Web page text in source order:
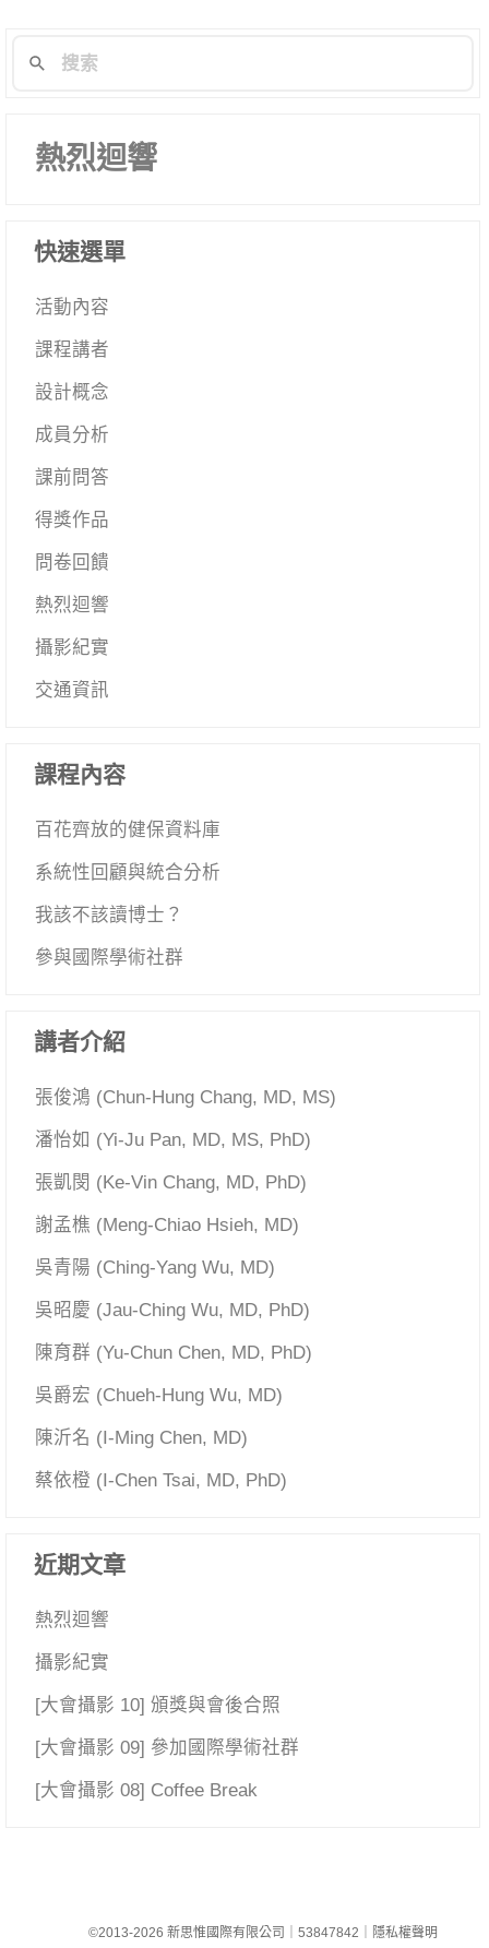
熱烈迴響
快速選單
活動內容
課程講者
設計概念
成員分析
課前問答
得獎作品
問卷回饋
熱烈迴響
攝影紀實
交通資訊
課程內容
百花齊放的健保資料庫
系統性回顧與統合分析
我該不該讀博士？
參與國際學術社群
講者介紹
張俊鴻 (Chun-Hung Chang, MD, MS)
潘怡如 (Yi-Ju Pan, MD, MS, PhD)
張凱閔 (Ke-Vin Chang, MD, PhD)
謝孟樵 (Meng-Chiao Hsieh, MD)
吳青陽 (Ching-Yang Wu, MD)
吳昭慶 (Jau-Ching Wu, MD, PhD)
陳育群 (Yu-Chun Chen, MD, PhD)
吳爵宏 (Chueh-Hung Wu, MD)
陳沂名 (I-Ming Chen, MD)
蔡依橙 (I-Chen Tsai, MD, PhD)
近期文章
熱烈迴響
攝影紀實
[大會攝影 10] 頒獎與會後合照
[大會攝影 09] 參加國際學術社群
[大會攝影 08] Coffee Break
©2013-2026 新思惟國際有限公司 53847842 隱私權聲明